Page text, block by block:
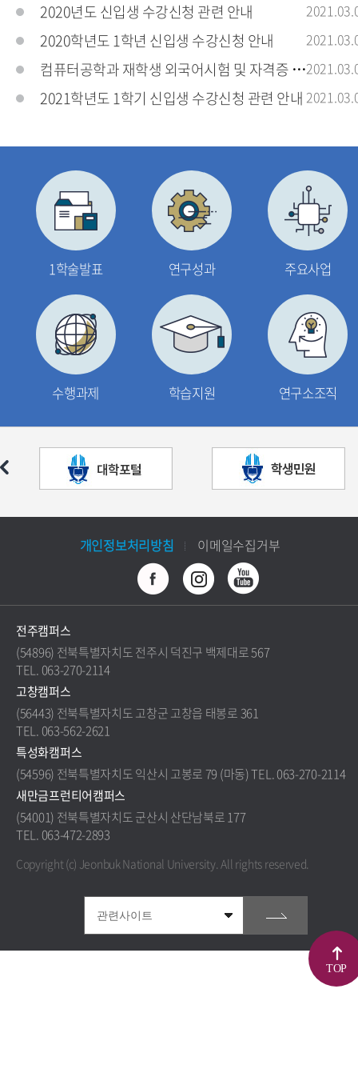
2020년도 신입생 수강신청 관련 안내
2020학년도 1학년 신입생 수강신청 안내
컴퓨터공학과 재학생 외국어시험 및 자격증 응시료
2021학년도 1학기 신입생 수강신청 관련 안내
1학술발표 연구성과 주요사업
수행과제 학습지원 연구소조직
개인정보처리방침 이메일수집거부
전주캠퍼스
(54896) 전북특별자치도 전주시 덕진구 백제대로 567
TEL. 063-270-2114
고창캠퍼스
(56443) 전북특별자치도 고창군 고창읍 태봉로 361
TEL. 063-562-2621
특성화캠퍼스
(54596) 전북특별자치도 익산시 고봉로 79 (마동) TEL. 063-270-2114
새만금프런티어캠퍼스
(54001) 전북특별자치도 군산시 산단남북로 177
TEL. 063-472-2893
Copyright (c) Jeonbuk National University.All rights reserved.
TOP